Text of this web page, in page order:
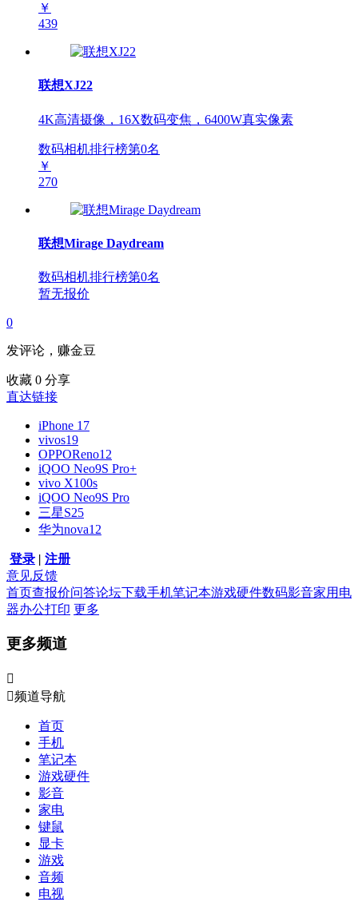
￥
439
联想XJ22
4K高清摄像，16X数码变焦，6400W真实像素
数码相机排行榜第0名
￥
270
联想Mirage Daydream
数码相机排行榜第0名
暂无报价
0
发评论，赚金豆
收藏 0 分享
直达链接
iPhone 17
vivos19
OPPOReno12
iQOO Neo9S Pro+
vivo X100s
iQOO Neo9S Pro
三星S25
华为nova12
登录 | 注册
意见反馈
首页查报价问答论坛下载手机笔记本游戏硬件数码影音家用电
器办公打印 更多
更多频道

频道导航
首页
手机
笔记本
游戏硬件
影音
家电
键鼠
显卡
游戏
音频
电视